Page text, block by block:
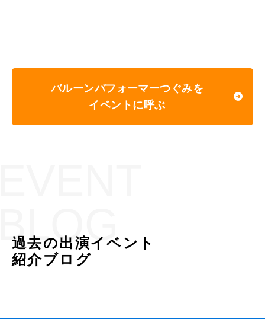
バルーンパフォーマーつぐみを
イベントに呼ぶ
過去の出演イベント
紹介ブログ